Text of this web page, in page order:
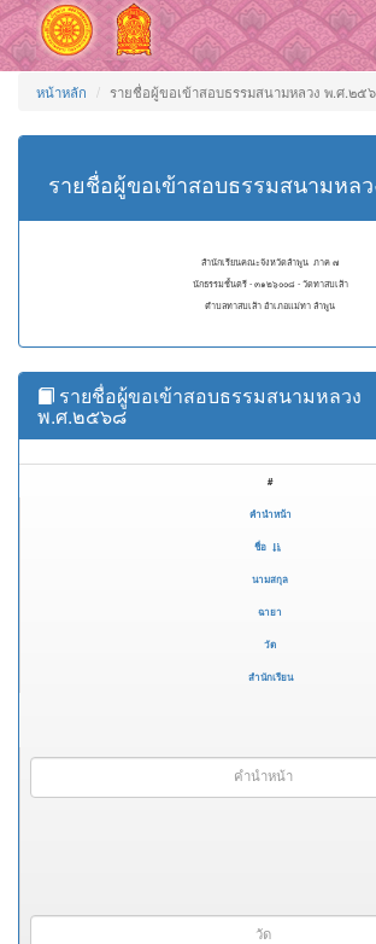
หน้าหลัก รายชื่อผู้ขอเข้าสอบธรรมสนามหลวง พ.ศ.๒๕
รายชื่อผู้ขอเข้าสอบธรรมสนามหล
สำนักเรียนคณะจังหวัดลำพูน ภาค ๗
นักธรรมชั้นตรี - ๓๑๒๖๐๐๘ - วัดทาสบเส้า
ตำบลทาสบเส้า อำเภอแม่ทา ลำพูน
รายชื่อผู้ขอเข้าสอบธรรมสนามหลวง
พ.ศ.๒๕๖๘
#
คำนำหน้า
ชื่อ
นามสกุล
ฉายา
วัด
สำนักเรียน
คำนำหน้า
วัด